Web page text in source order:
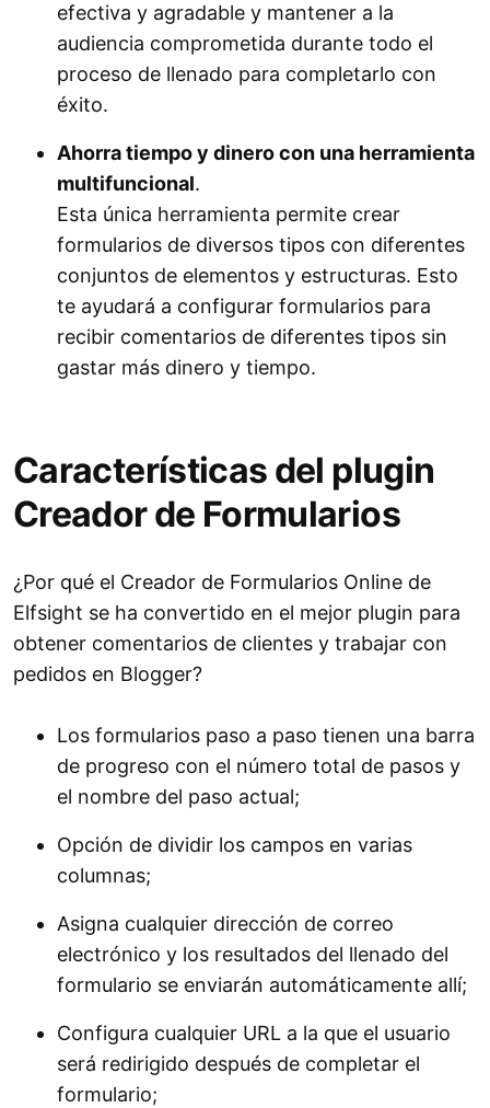
efectiva y agradable y mantener a la
audiencia comprometida durante todo el
proceso de llenado para completarlo con
éxito.
Ahorra tiempo y dinero con una herramienta
multifuncional.
Esta única herramienta permite crear
formularios de diversos tipos con diferentes
conjuntos de elementos y estructuras. Esto
te ayudará a configurar formularios para
recibir comentarios de diferentes tipos sin
gastar más dinero y tiempo.
Características del plugin
Creador de Formularios
¿Por qué el Creador de Formularios Online de
Elfsight se ha convertido en el mejor plugin para
obtener comentarios de clientes y trabajar con
pedidos en Blogger?
Los formularios paso a paso tienen una barra
de progreso con el número total de pasos y
el nombre del paso actual;
Opción de dividir los campos en varias
columnas;
Asigna cualquier dirección de correo
electrónico y los resultados del llenado del
formulario se enviarán automáticamente allí;
Configura cualquier URL a la que el usuario
será redirigido después de completar el
formulario;